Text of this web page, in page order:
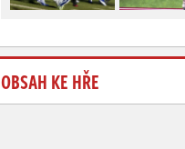
OBSAH KE HŘE